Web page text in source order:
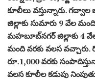
కూలీలు వస్తున్నారు.
జిల్లాకు సుమారు 9 వేల
మహబూబ్‌నగర్‌ జిల్లాకు 4
మంది వరకు వలస వచ్చారు.
రూ.1,000 వరకు
వలస కూలీల కడుపు